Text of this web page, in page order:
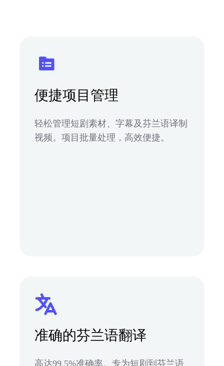
便捷项目管理
轻松管理短剧素材、字幕及芬兰语译制
视频。项目批量处理，高效便捷。
准确的芬兰语翻译
高达99.5%准确率。专为短剧到芬兰语